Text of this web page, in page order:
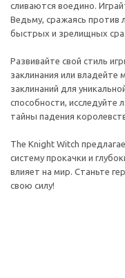
сливаются воедино.
Ведьму, сражаясь против
быстрых и зрелищных
Развивайте свой стиль
заклинания или
заклинаний для
способности, исследуйте
тайны падения
The Knight Witch
систему прокачки и
влияет на мир. Станьте
свою силу!